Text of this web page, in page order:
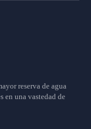
reserva de agua
en una vastedad de